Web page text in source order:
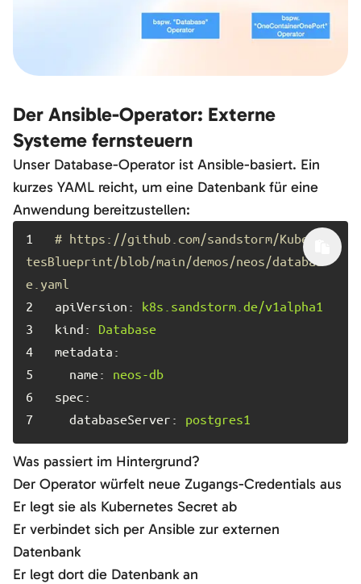
Der Ansible-Operator: Externe
Systeme fernsteuern
Unser Database-Operator ist Ansible-basiert. Ein
kurzes YAML reicht, um eine Datenbank für eine
Anwendung bereitzustellen:
# https://github.com/sandstorm/Kuberne
tesBlueprint/blob/main/demos/neos/databas
e.yaml
apiVersion:
k8s.sandstorm.de/v1alpha1
kind:
Database
metadata:
name:
neos-db
spec:
databaseServer: postgres1
Was passiert im Hintergrund?
Der Operator würfelt neue Zugangs-Credentials aus
Er legt sie als Kubernetes Secret ab
Er verbindet sich per Ansible zur externen
Datenbank
Er legt dort die Datenbank an